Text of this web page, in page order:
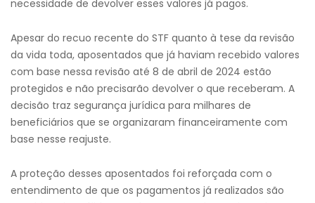
necessidade de devolver esses valores já pagos.
Apesar do recuo recente do STF quanto à tese da revisão
da vida toda, aposentados que já haviam recebido valores
com base nessa revisão até 8 de abril de 2024 estão
protegidos e não precisarão devolver o que receberam. A
decisão traz segurança jurídica para milhares de
beneficiários que se organizaram financeiramente com
base nesse reajuste.
A proteção desses aposentados foi reforçada com o
entendimento de que os pagamentos já realizados são